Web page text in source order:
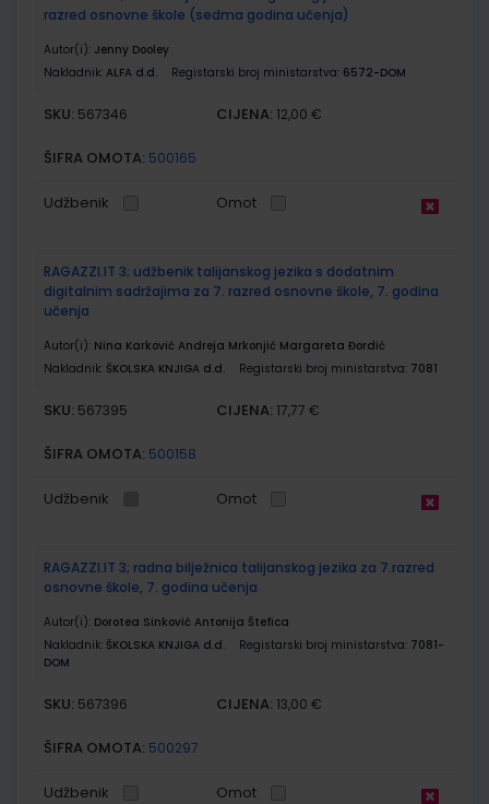
razred osnovne škole (sedma godina učenja)
Autor(i): Jenny Dooley
Nakladnik: ALFA d.d. Registarski broj ministarstva: 6572-DOM
SKU: 567346 CIJENA: 12,00 €
ŠIFRA OMOTA: 500165
Udžbenik Omot
RAGAZZI.IT 3; udžbenik talijanskog jezika s dodatnim
digitalnim sadržajima za 7. razred osnovne škole, 7. godina
učenja
Autor(i): Nina Karković Andreja Mrkonjić Margareta Đordić
Nakladnik: ŠKOLSKA KNJIGA d.d. Registarski broj ministarstva: 7081
SKU: 567395 CIJENA: 17,77 €
ŠIFRA OMOTA: 500158
Udžbenik Omot
RAGAZZI.IT 3; radna bilježnica talijanskog jezika za 7.razred
osnovne škole, 7. godina učenja
Autor(i): Dorotea Sinković Antonija Štefica
Nakladnik: ŠKOLSKA KNJIGA d.d. Registarski broj ministarstva: 7081-
DOM
SKU: 567396 CIJENA: 13,00 €
ŠIFRA OMOTA: 500297
Udžbenik Omot